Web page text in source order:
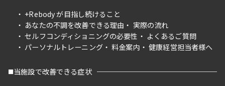
+Rebody が目指し続けること
あなたの不調を改善できる理由
実際の流れ
セルフコンディショニングの必要性
よくあるご質問
パーソナルトレーニング
料金案内 健康経営担当者様へ
当施設で改善できる症状